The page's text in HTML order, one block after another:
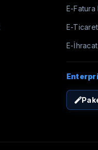
E-Fatura
E-
E-